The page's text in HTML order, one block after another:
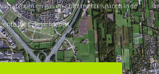
stroom en gas en start met besparen in de
De Friese Meren.